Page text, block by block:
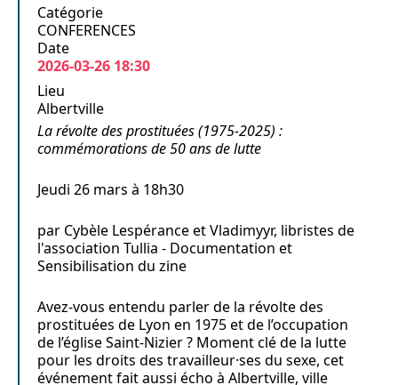
Catégorie
CONFERENCES
Date
2026-03-26 18:30
Lieu
Albertville
La révolte des prostituées (1975-2025) :
commémorations de 50 ans de lutte
Jeudi 26 mars à 18h30
par Cybèle Lespérance et Vladimyyr, libristes de
l'association Tullia - Documentation et
Sensibilisation du zine
Avez-vous entendu parler de la révolte des
prostituées de Lyon en 1975 et de l’occupation
de l’église Saint-Nizier ? Moment clé de la lutte
pour les droits des travailleur·ses du sexe, cet
événement fait aussi écho à Albertville, ville